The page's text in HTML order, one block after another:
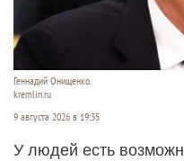
Геннадий Онищенко.
kremlin.ru
9 августа 2026 в 19:35
У людей есть